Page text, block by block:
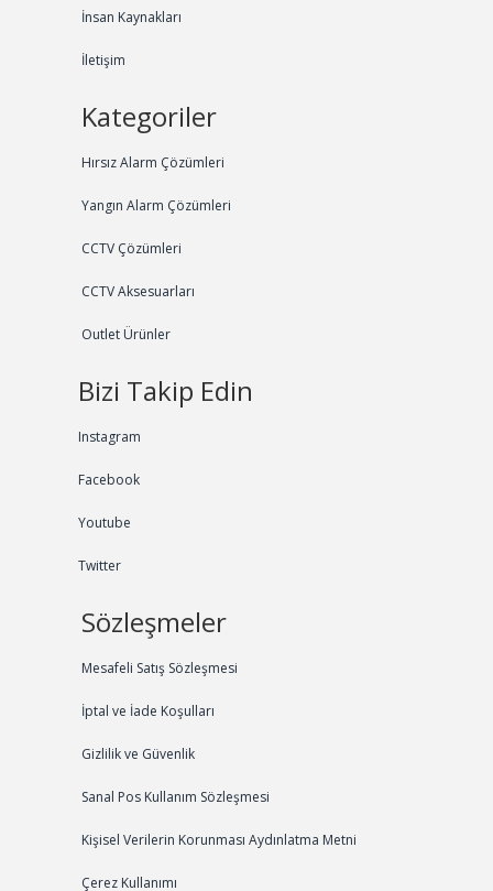
İnsan Kaynakları
İletişim
Kategoriler
Hırsız Alarm Çözümleri
Yangın Alarm Çözümleri
CCTV Çözümleri
CCTV Aksesuarları
Outlet Ürünler
Bizi Takip Edin
Instagram
Facebook
Youtube
Twitter
Sözleşmeler
Mesafeli Satış Sözleşmesi
İptal ve İade Koşulları
Gizlilik ve Güvenlik
Sanal Pos Kullanım Sözleşmesi
Kişisel Verilerin Korunması Aydınlatma Metni
Çerez Kullanımı